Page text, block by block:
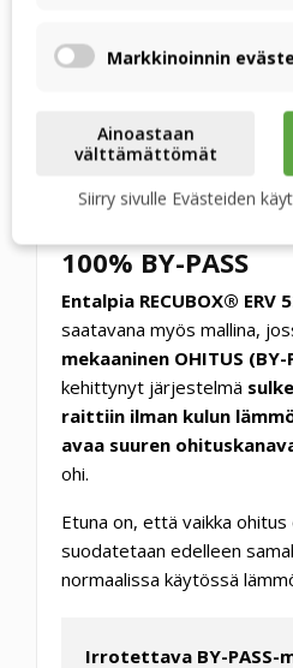
100% BY-PASS
Entalpia RECUBOX® ERV
saatavana myös mallina,
mekaaninen OHITUS (BY-
kehittynyt järjestelmä
raittiin ilman kulun
avaa suuren
ohi.
Etuna on, että vaikka ohitus
suodatetaan edelleen
normaalissa käytössä
Irrotettava BY-PASS-
Markkinoinnin
Ainoastaan
välttämättömät
Siirry sivulle Evästeiden